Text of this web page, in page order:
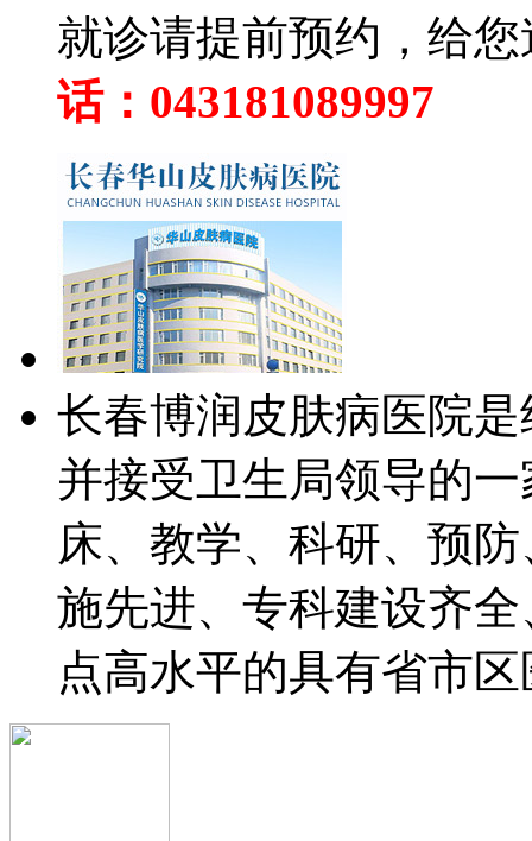
就诊请提前预约，给
话：043181089997
长春博润皮肤病医院
并接受卫生局领导的
床、教学、科研、预
施先进、专科建设齐
点高水平的具有省市区